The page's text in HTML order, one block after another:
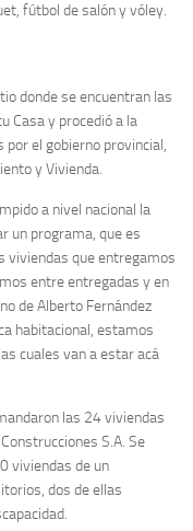
fútbol de salón y vóley.
donde se encuentran las
Casa y procedió a la
por el gobierno provincial,
y Vivienda.
a nivel nacional la
un programa, que es
viviendas que entregamos
entre entregadas y en
de Alberto Fernández
habitacional, estamos
cuales van a estar acá
las 24 viviendas
S.A. Se
viviendas de un
dos de ellas